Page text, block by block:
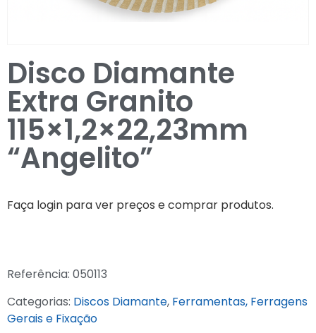
Disco Diamante
Extra Granito
115×1,2×22,23mm
“Angelito”
Faça login para ver preços e comprar produtos.
Referência: 050113
Categorias: Discos Diamante, Ferramentas, Ferragens
Gerais e Fixação